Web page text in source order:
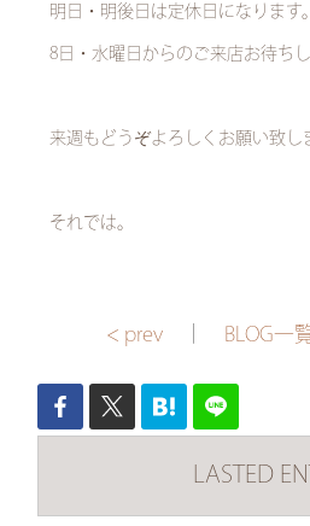
明日・明後日は定休日になります。
8日・水曜日からのご来店お待ちし
来週もどうぞよろしくお願い致し
それでは。
< prev BLOG一
LASTED